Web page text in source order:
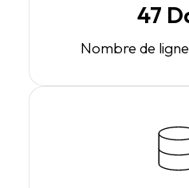
47
Nombre de